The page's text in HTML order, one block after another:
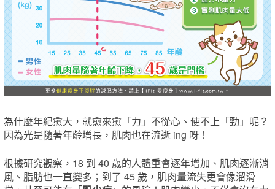
為什麼年紀愈大，就愈來愈「力」不從心、使不上「勁」呢？
因為光是隨著年齡增長，肌肉也在流逝 ing 呀！
根據研究觀察，18 到 40 歲的人體重會逐年增加、肌肉逐漸消
風、脂肪也一直變多；到了 45 歲，肌肉量流失更會像溜滑